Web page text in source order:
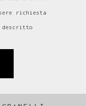
richiesta
descritto